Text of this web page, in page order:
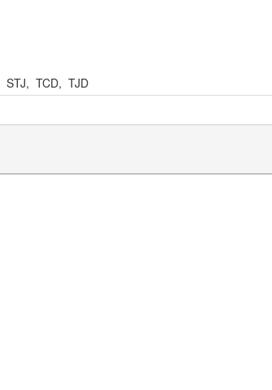
STJ, TCD, TJD